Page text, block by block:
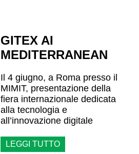
GITEX AI
MEDITERRANEAN
Il 4 giugno, a Roma presso il
MIMIT, presentazione della
fiera internazionale dedicata
alla tecnologia e
all’innovazione digitale
LEGGI TUTTO